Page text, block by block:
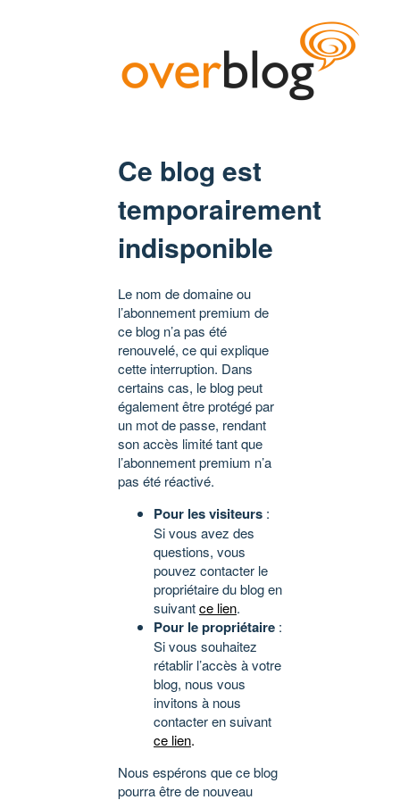
Ce blog est
temporairement
indisponible
Le nom de domaine ou
l’abonnement premium de
ce blog n’a pas été
renouvelé, ce qui explique
cette interruption. Dans
certains cas, le blog peut
également être protégé par
un mot de passe, rendant
son accès limité tant que
l’abonnement premium n’a
pas été réactivé.
Pour les visiteurs :
Si vous avez des
questions, vous
pouvez contacter le
propriétaire du blog en
suivantce lien.
Pour le propriétaire :
Si vous souhaitez
rétablir l’accès à votre
blog, nous vous
invitons à nous
contacter en suivant
ce lien.
Nous espérons que ce blog
pourra être de nouveau